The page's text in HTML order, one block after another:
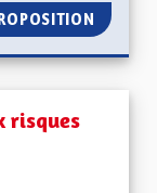
UNE
risques